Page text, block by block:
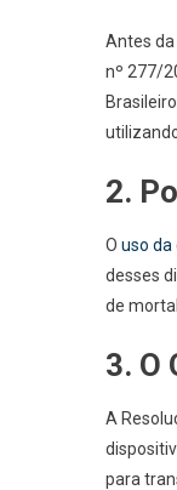
Antes
nº 277/
2.
O uso da
desses
de
3. O
A
para